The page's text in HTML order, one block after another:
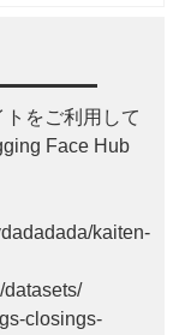
をご利用して
Face Hub
kaiten-
datasets/
closings-